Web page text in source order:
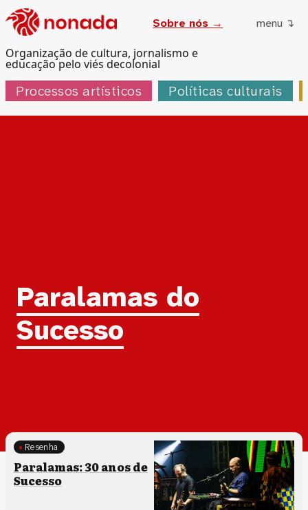
Organização de cultura, jornalismo e
educação pelo viés decolonial
Sobre nós → menu ↴
Processos artísticos Políticas culturais
Tag:
Paralamas do
Sucesso
Resenha
Paralamas: 30 anos de
Sucesso